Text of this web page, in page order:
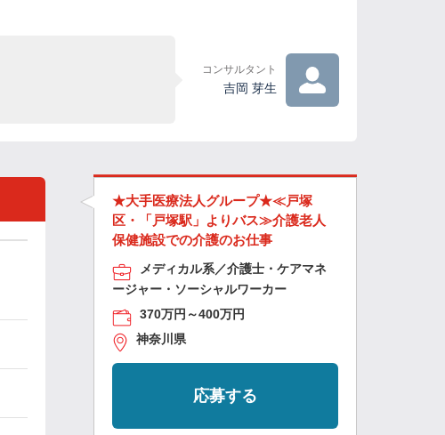
コンサルタント
吉岡 芽生
★大手医療法人グループ★≪戸塚
区・「戸塚駅」よりバス≫介護老人
保健施設での介護のお仕事
メディカル系／介護士・ケアマネ
ージャー・ソーシャルワーカー
370万円～400万円
神奈川県
応募する